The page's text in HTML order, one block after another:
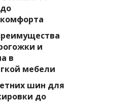
и
в
мебели
шин для
до